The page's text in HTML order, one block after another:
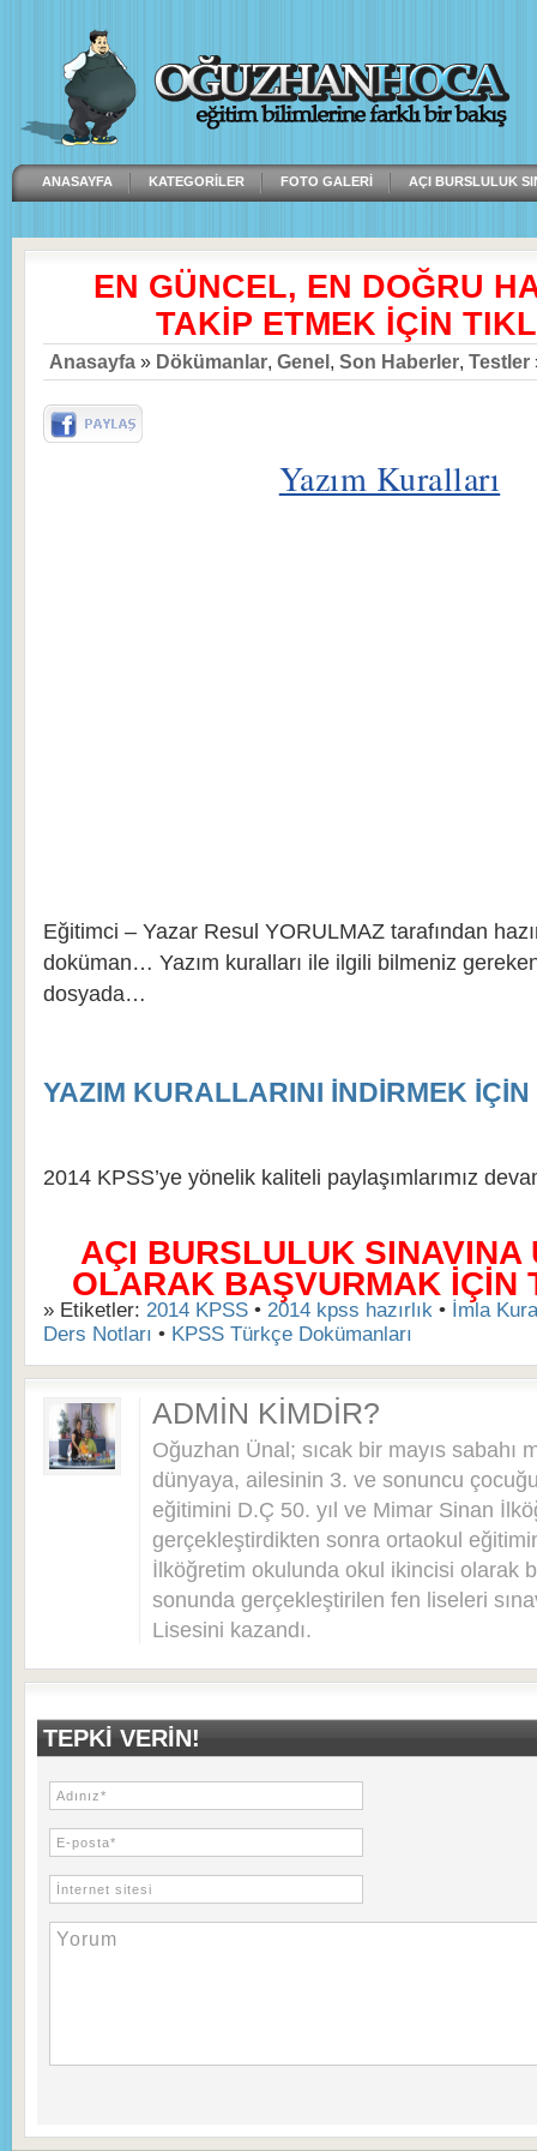
ANASAYFA KATEGORILER FOTO GALERI AÇI BURSLULUK
EN GÜNCEL, EN DOĞRU
TAKİP ETMEK İÇİN
Anasayfa » Dökümanlar, Genel, Son Haberler, Testler
Yazım Kuralları
Eğitimci – Yazar Resul YORULMAZ tarafından
doküman… Yazım kuralları ile ilgili bilmeniz
dosyada…
YAZIM KURALLARINI İNDİRMEK
2014 KPSS’ye yönelik kaliteli paylaşımlarımız
AÇI BURSLULUK SINAVINA
OLARAK BAŞVURMAK İÇİN
» Etiketler: 2014 KPSS • 2014 kpss hazırlık • İmla
Ders Notları • KPSS Türkçe Dokümanları
ADMIN KIMDIR?
Oğuzhan Ünal; sıcak bir mayıs sabahı
dünyaya, ailesinin 3. ve sonuncu
eğitimini D.Ç 50. yıl ve Mimar Sinan
gerçekleştirdikten sonra ortaokul
İlköğretim okulunda okul ikincisi olarak
sonunda gerçekleştirilen fen liseleri
Lisesini kazandı.
TEPKI VERIN!